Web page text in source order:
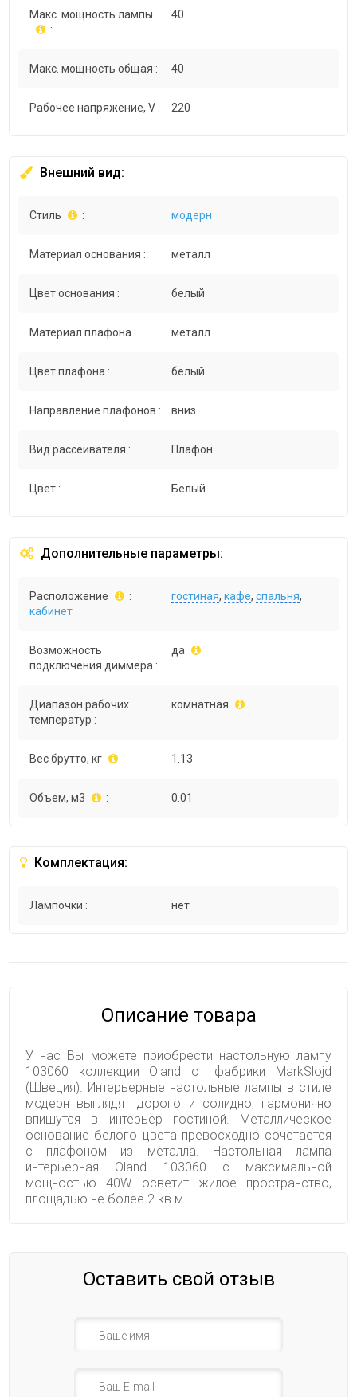
Макс. мощность лампы
:
40
Макс. мощность общая : 40
Рабочее напряжение, V : 220
Внешний вид:
Стиль : модерн
Материал основания : металл
Цвет основания : белый
Материал плафона : металл
Цвет плафона : белый
Направление плафонов : вниз
Вид рассеивателя : Плафон
Цвет : Белый
Дополнительные параметры:
Расположение : гостиная,кафе,спальня,
кабинет
Возможность
подключения диммера :
да
Диапазон рабочих
температур :
комнатная
Вес брутто, кг : 1.13
Объем, м3 : 0.01
Комплектация:
Лампочки : нет
Описание товара
У нас Вы можете приобрести настольную лампу
103060 коллекции Oland от фабрики MarkSlojd
(Швеция). Интерьерные настольные лампы в стиле
модерн выглядят дорого и солидно, гармонично
впишутся в интерьер гостиной. Металлическое
основание белого цвета превосходно сочетается
с плафоном из металла. Настольная лампа
интерьерная Oland 103060 с максимальной
мощностью 40W осветит жилое пространство,
площадью не более 2 кв.м.
Оставить свой отзыв